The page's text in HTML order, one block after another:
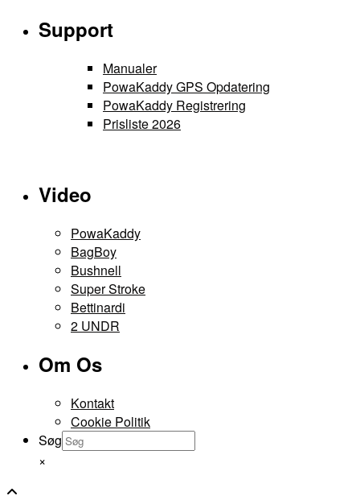
Support
Manualer
PowaKaddy GPS Opdatering
PowaKaddy Registrering
Prisliste 2026
Video
PowaKaddy
BagBoy
Bushnell
Super Stroke
Bettinardi
2 UNDR
Om Os
Kontakt
Cookie Politik
Søg
×